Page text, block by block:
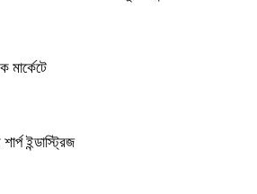
মার্কেটে
ইন্ডাস্ট্রিজ